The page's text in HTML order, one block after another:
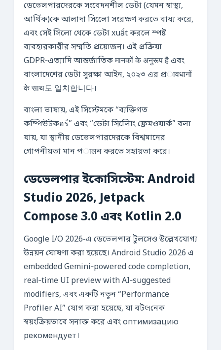
ডেভেলপারদেরকে সংবেদনশীল ডেটা (যেমন স্বাস্থ্য,
আর্থিক)কে আলাদা সিলোে সংরক্ষণ করতে বাধ্য করে,
এবং সেই সিলো থেকে ডেটা xuất করলে স্পষ্ট
ব্যবহারকারীর সম্মতি প্রয়োজন। এই প্রক্রিয়া
GDPR‑এত্যাদি আন্তর্জাতিক मानकों के अनुरूप है এবং
বাংলাদেশের ডেটা সুরক্ষা আইন, ২০২৩ এর প্রावधानों
के साथ도 일치합니다।
বাংলা ভাষায়, এই সিস্টেমকে “ব্যক্তিগত
কম্পিউটকอร์” এবং “ডেটা সিলোিং ফ্রেমওয়ার্ক” বলা
যায়, যা স্থানীয় ডেভেলপারদেরকে বিশ্বমানের
গোপনীয়তা মান পालন করতে সহায়তা করে।
ডেভেলপার ইকোসিস্টেম: Android
Studio 2026, Jetpack
Compose 3.0 এবং Kotlin 2.0
Google I/O 2026-এ ডেভেলপার টুলসেও উল্লেখযোগ্য
উন্নয়ন ঘোষণা করা হয়েছে। Android Studio 2026 এ
embedded Gemini‑powered code completion,
real‑time UI preview with AI‑suggested
modifiers, এবং একটি নতুন “Performance
Profiler AI” যোগ করা হয়েছে, যা বটલনেক
স্বয়ংক্রিয়ভাবে সনাক্ত করে এবং оптимизацию
рекомендует।